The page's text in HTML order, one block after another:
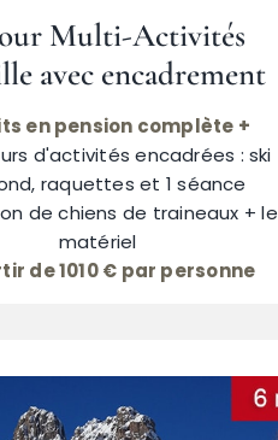
Multi-Activités
avec encadrement
en pension complète +
d'activités encadrées : ski
raquettes et 1 séance
de chiens de traineaux + le
matériel
de 1010 € par personne